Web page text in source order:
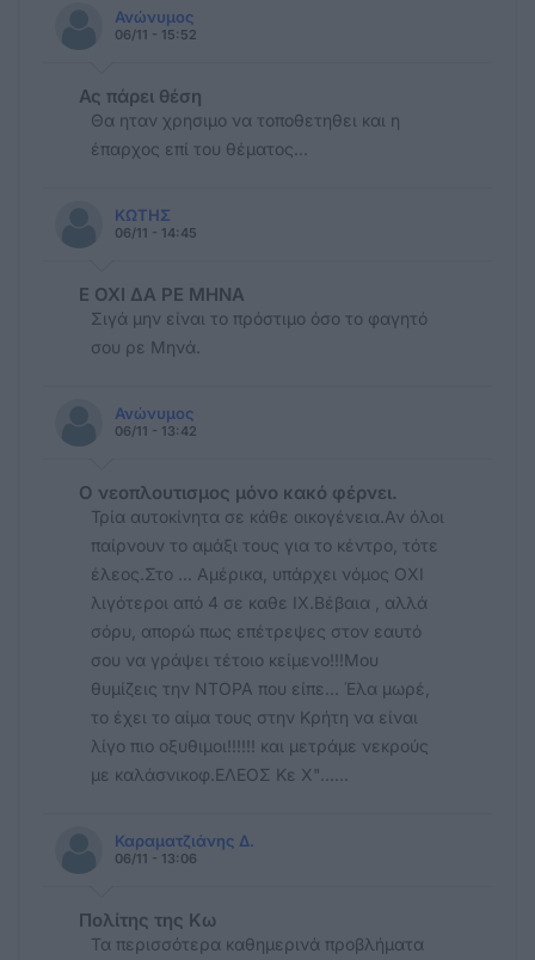
Ανώνυμος
06/11 - 15:52
Ας πάρει θέση
Θα ηταν χρησιμο να τοποθετηθει και η
έπαρχος επί του θέματος...
ΚΩΤΗΣ
06/11 - 14:45
Ε ΟΧΙ ΔΑ ΡΕ ΜΗΝΑ
Σιγά μην είναι το πρόστιμο όσο το φαγητό
σου ρε Μηνά.
Ανώνυμος
06/11 - 13:42
Ο νεοπλουτισμος μόνο κακό φέρνει.
Τρία αυτοκίνητα σε κάθε οικογένεια.Αν όλοι
παίρνουν το αμάξι τους για το κέντρο, τότε
έλεος.Στο ... Αμέρικα, υπάρχει νόμος ΟΧΙ
λιγότεροι από 4 σε καθε ΙΧ.Βέβαια , αλλά
σόρυ, απορώ πως επέτρεψες στον εαυτό
σου να γράψει τέτοιο κείμενο!!!Μου
θυμίζεις την ΝΤΟΡΑ που είπε... Έλα μωρέ,
το έχει το αίμα τους στην Κρήτη να είναι
λίγο πιο οξυθιμοι!!!!!! και μετράμε νεκρούς
με καλάσνικοφ.ΕΛΕΟΣ Κε Χ"......
Καραματζιάνης Δ.
06/11 - 13:06
Πολίτης της Κω
Τα περισσότερα καθημερινά προβλήματα